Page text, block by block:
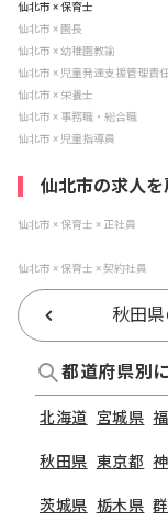
仙北市 × 保育士
仙北市 × 園長
仙北市 × 幼稚園教諭
仙北市 × 児童発達支援管理責
仙北市 × 栄養士
仙北市 × 事務職・総合職
仙北市 × 児童指導員
仙北市の求人
仙北市 × 保育士 × 正社員
仙北市 × 保育士 × 契約社員
秋田
都道府県別
北海道 宮城県
秋田県 東京都
茨城県 栃木県